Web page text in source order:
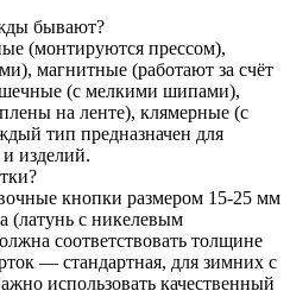
бывают?
(монтируются прессом),
магнитные (работают за счёт
(с мелкими шипами),
на ленте), клямерные (с
тип предназначен для
изделий.
кнопки размером 15-25 мм
(латунь с никелевым
соответствовать толщине
— стандартная, для зимних с
использовать качественный